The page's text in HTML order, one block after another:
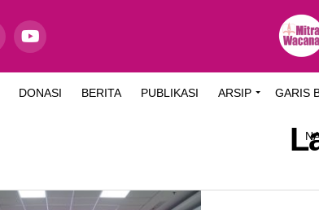
DONASI BERITA PUBLIKASI ARSIP GARIS